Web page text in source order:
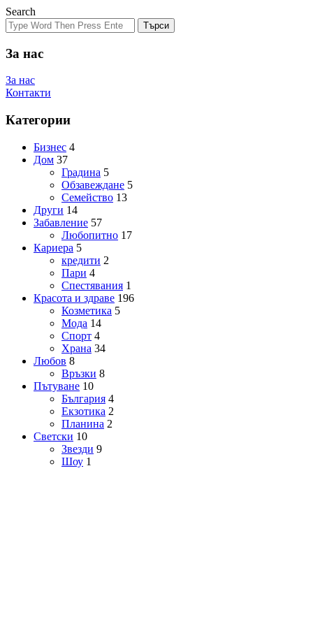
Search
Търси
За нас
За нас
Контакти
Категории
Бизнес 4
Дом 37
Градина 5
Обзавеждане 5
Семейство 13
Други 14
Забавление 57
Любопитно 17
Кариера 5
кредити 2
Пари 4
Спестявания 1
Красота и здраве 196
Козметика 5
Мода 14
Спорт 4
Храна 34
Любов 8
Връзки 8
Пътуване 10
България 4
Екзотика 2
Планина 2
Светски 10
Звезди 9
Шоу 1